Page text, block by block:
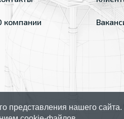
компании
нашего